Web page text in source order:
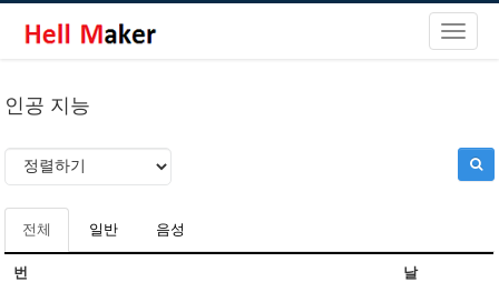
인공 지능
전체 일반 음성
번
날